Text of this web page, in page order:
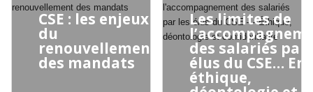
CSE : les enjeux
du
renouvellement
des mandats
Les limites de
des salariés par
élus du CSE…
éthique,